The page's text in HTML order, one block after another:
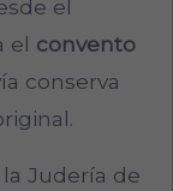
el
el convento
conserva
Judería de